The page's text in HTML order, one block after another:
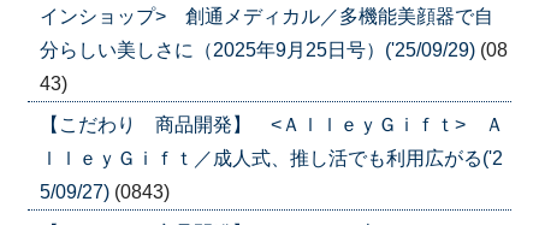
インショップ> 創通メディカル／多機能美顔器で自
分らしい美しさに（2025年9月25日号）('25/09/29) (08
43)
【こだわり 商品開発】 <ＡｌｌｅｙＧｉｆｔ> Ａ
ｌｌｅｙＧｉｆｔ／成人式、推し活でも利用広がる('2
5/09/27) (0843)